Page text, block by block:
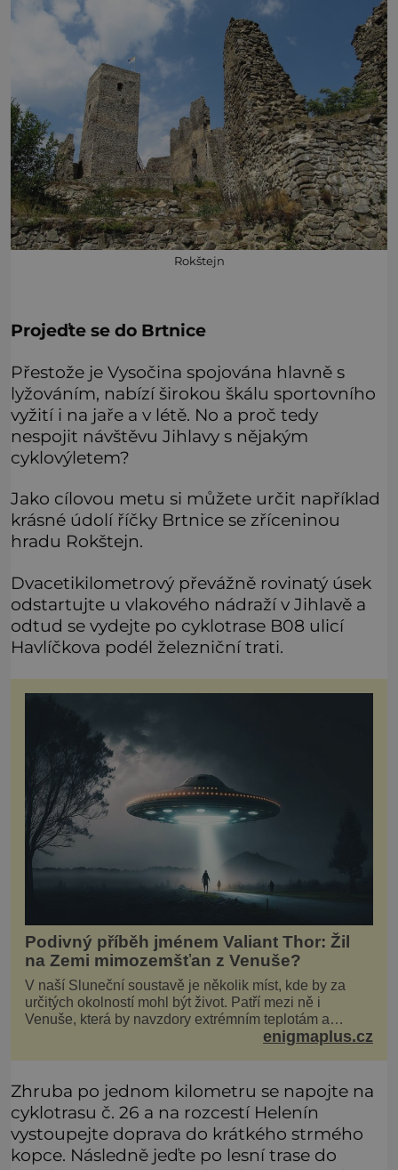
Rokštejn
Projeďte se do Brtnice
Přestože je Vysočina spojována hlavně s
lyžováním, nabízí širokou škálu sportovního
vyžití i na jaře a v létě. No a proč tedy
nespojit návštěvu Jihlavy s nějakým
cyklovýletem?
Jako cílovou metu si můžete určit například
krásné údolí říčky Brtnice se zříceninou
hradu Rokštejn.
Dvacetikilometrový převážně rovinatý úsek
odstartujte u vlakového nádraží v Jihlavě a
odtud se vydejte po cyklotrase B08 ulicí
Havlíčkova podél železniční trati.
Podivný příběh jménem Valiant Thor: Žil
na Zemi mimozemšťan z Venuše?
V naší Sluneční soustavě je několik míst, kde by za
určitých okolností mohl být život. Patří mezi ně i
Venuše, která by navzdory extrémním teplotám a
smrtícímu složení atmosféry teoreticky mohla ukrývat
enigmaplus.cz
Zhruba po jednom kilometru se napojte na
cyklotrasu č. 26 a na rozcestí Helenín
vystoupejte doprava do krátkého strmého
kopce. Následně jeďte po lesní trase do